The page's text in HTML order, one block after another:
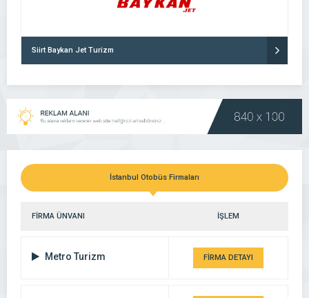
Siirt Baykan Jet Turizm
İstanbul Otobüs Firmaları
FİRMA ÜNVANI İŞLEM
Metro Turizm FİRMA DETAYI